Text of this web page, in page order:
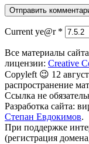
Current ye@r *
Все материалы
лицензии: Creative
Copyleft 😉 12
распространение
Ссылка не
Разработка сайта:
Степан Евдокимов.
При поддержке
(регистрация